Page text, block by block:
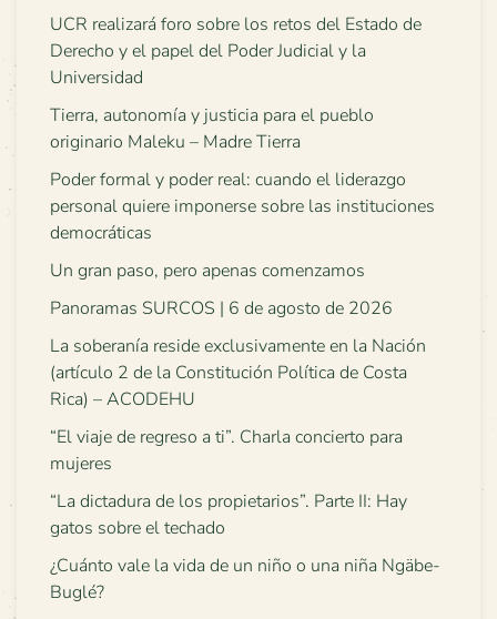
UCR realizará foro sobre los retos del Estado de
Derecho y el papel del Poder Judicial y la
Universidad
Tierra, autonomía y justicia para el pueblo
originario Maleku – Madre Tierra
Poder formal y poder real: cuando el liderazgo
personal quiere imponerse sobre las instituciones
democráticas
Un gran paso, pero apenas comenzamos
Panoramas SURCOS | 6 de agosto de 2026
La soberanía reside exclusivamente en la Nación
(artículo 2 de la Constitución Política de Costa
Rica) – ACODEHU
“El viaje de regreso a ti”. Charla concierto para
mujeres
“La dictadura de los propietarios”. Parte II: Hay
gatos sobre el techado
¿Cuánto vale la vida de un niño o una niña Ngäbe-
Buglé?